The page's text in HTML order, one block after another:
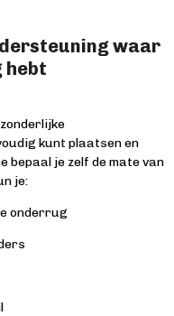
waar
hebt
kunt plaatsen en
bepaal je zelf de mate van
je:
onderrug